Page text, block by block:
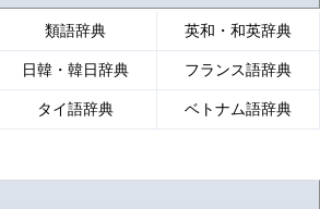
類語辞典 英和・和英辞典
日韓・韓日辞典 フランス語辞典
タイ語辞典 ベトナム語辞典